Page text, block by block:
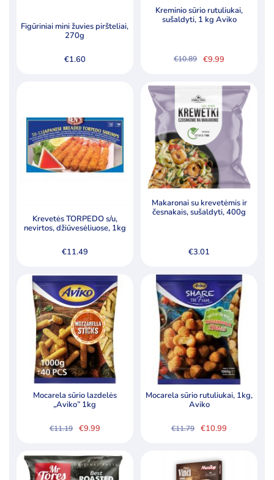
Šaldytos daržovės ir jų mišiniai
Šaldytos jūrų gėrybės, krabų lazdelės
Šaldytos uogos, vaisiai
Pagal kainą
Filtruoti Kaina:€0 —€85
Specialūs pasiūlymai
Figūriniai mini žuvies piršteliai,
270g
€1.60
Kreminio sūrio rutuliukai,
sušaldyti, 1 kg Aviko
€10.89
Original
was:
€10.89.
€9.99
Current
is:
€9.99.
Krevetės TORPEDO s/u,
nevirtos, džiūvesėliuose, 1kg
€11.49
Makaronai su krevetėmis ir
česnakais, sušaldyti, 400g
€3.01
Mocarela sūrio lazdelės
„Aviko” 1kg
€11.19
Original
was:
€11.19.
€9.99
Current
is:
€9.99.
Mocarela sūrio rutuliukai, 1kg,
Aviko
€11.79
Original
was:
€11.79.
€10.99
Current
€10.99.